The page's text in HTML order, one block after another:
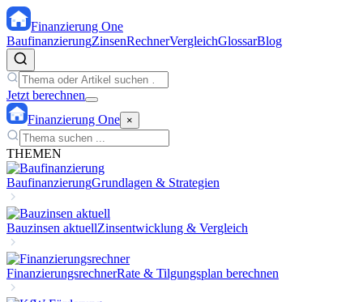
Finanzierung One
BaufinanzierungZinsenRechnerVergleichGlossarBlog
Jetzt berechnen
Finanzierung One ×
THEMEN
BaufinanzierungGrundlagen & Strategien
Bauzinsen aktuellZinsentwicklung & Vergleich
FinanzierungsrechnerRate & Tilgungsplan berechnen